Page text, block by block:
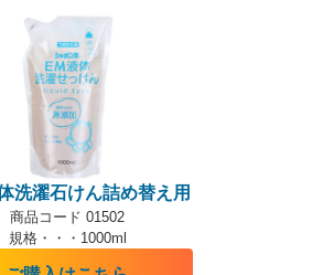
洗濯石けん詰め替え用
商品コード 01502
規格・・・1000ml